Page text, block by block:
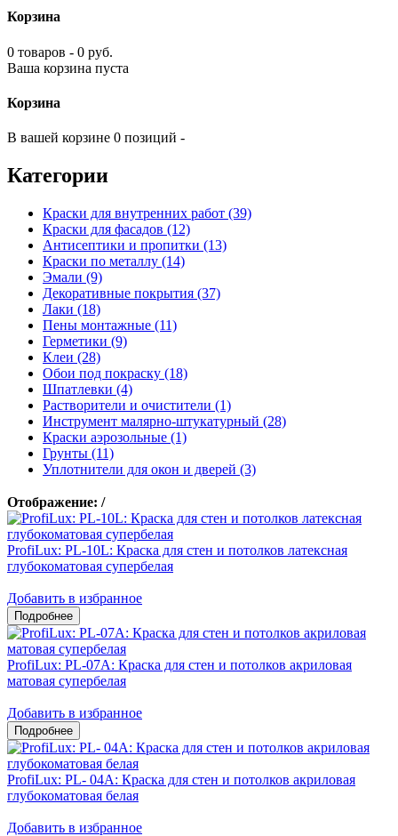
Корзина
0 товаров - 0 руб.
Ваша корзина пуста
Корзина
В вашей корзине 0 позиций -
Категории
Краски для внутренних работ (39)
Краски для фасадов (12)
Антисептики и пропитки (13)
Краски по металлу (14)
Эмали (9)
Декоративные покрытия (37)
Лаки (18)
Пены монтажные (11)
Герметики (9)
Клеи (28)
Обои под покраску (18)
Шпатлевки (4)
Растворители и очистители (1)
Инструмент малярно-штукатурный (28)
Краски аэрозольные (1)
Грунты (11)
Уплотнители для окон и дверей (3)
Отображение: /
ProfiLux: PL-10L: Краска для стен и потолков латексная
глубокоматовая супербелая
Добавить в избранное
ProfiLux: PL-07А: Краска для стен и потолков акриловая
матовая супербелая
Добавить в избранное
ProfiLux: PL- 04А: Краска для стен и потолков акриловая
глубокоматовая белая
Добавить в избранное